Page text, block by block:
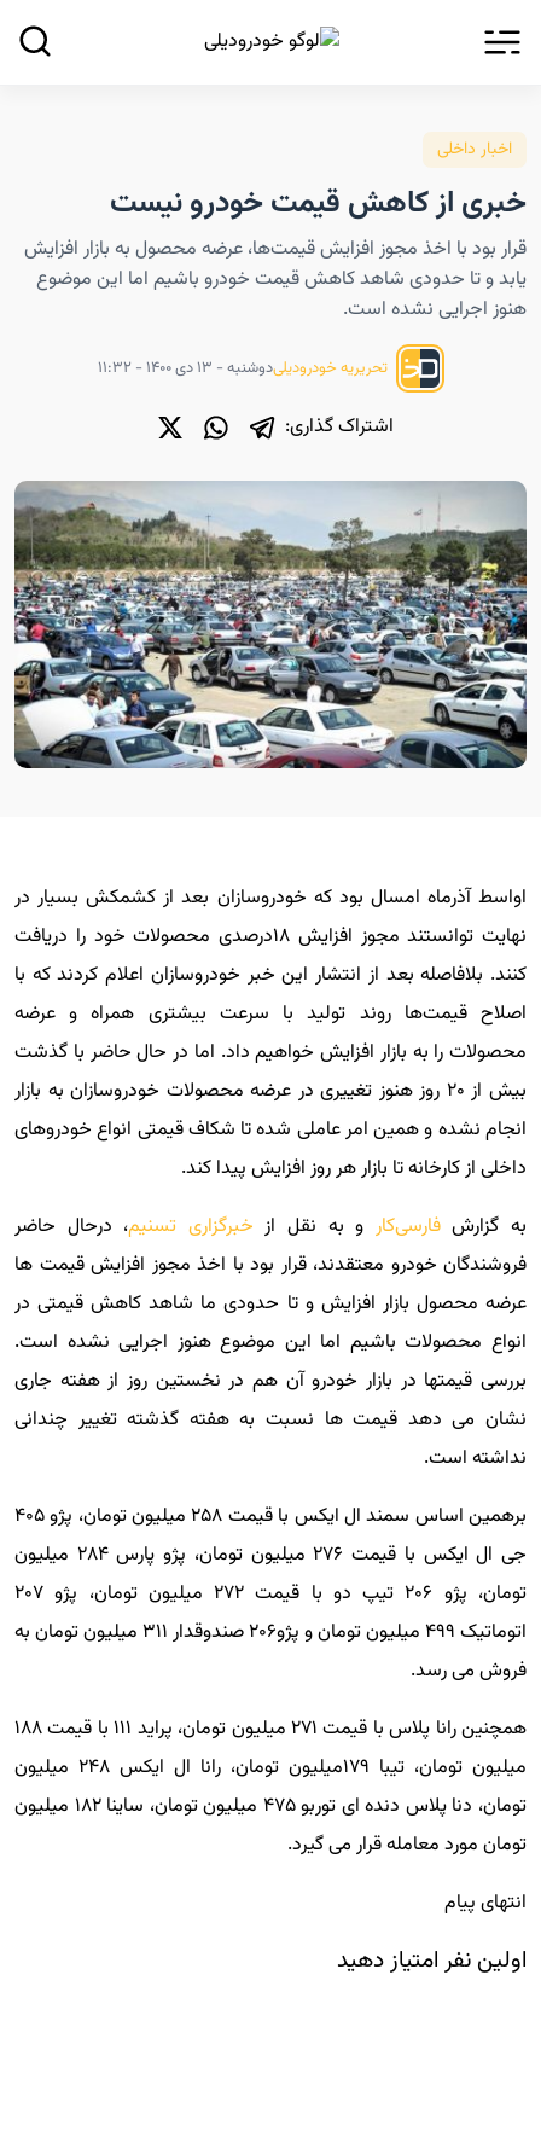
اخبار داخلی
خبری از کاهش قیمت خودرو نیست
قرار بود با اخذ مجوز افزایش قیمت‌ها، عرضه محصول به بازار افزایش
یابد و تا حدودی شاهد کاهش قیمت خودرو باشیم اما این موضوع
هنوز اجرایی نشده است.
تحریریه خودرودیلیدوشنبه - ۱۳ دی ۱۴۰۰ - ۱۱:۳۲
اشتراک گذاری:
اواسط آذرماه امسال بود که خودروسازان بعد از کشمکش بسیار در
نهایت توانستند مجوز افزایش ۱۸درصدی محصولات خود را دریافت
کنند. بلافاصله بعد از انتشار این خبر خودروسازان اعلام کردند که با
اصلاح قیمت‌ها روند تولید با سرعت بیشتری همراه و عرضه
محصولات را به بازار افزایش خواهیم داد. اما در حال حاضر با گذشت
بیش از ۲۰ روز هنوز تغییری در عرضه محصولات خودروسازان به بازار
انجام نشده و همین امر عاملی شده تا شکاف قیمتی انواع خودروهای
داخلی از کارخانه تا بازار هر روز افزایش پیدا کند.
به گزارشفارسی‌کار و به نقل از خبرگزاری تسنیم، درحال حاضر
فروشندگان خودرو معتقدند، قرار بود با اخذ مجوز افزایش قیمت ها
عرضه محصول بازار افزایش و تا حدودی ما شاهد کاهش قیمتی در
انواع محصولات باشیم اما این موضوع هنوز اجرایی نشده است.
بررسی قیمتها در بازار خودرو آن هم در نخستین روز از هفته جاری
نشان می دهد قیمت ها نسبت به هفته گذشته تغییر چندانی
نداشته است.
برهمین اساس سمند ال ایکس با قیمت ۲۵۸ میلیون تومان، پژو ۴۰۵
جی ال ایکس با قیمت ۲۷۶ میلیون تومان، پژو پارس ۲۸۴ میلیون
تومان، پژو ۲۰۶ تیپ دو با قیمت ۲۷۲ میلیون تومان، پژو ۲۰۷
اتوماتیک ۴۹۹ میلیون تومان و پژو۲۰۶ صندوقدار ۳۱۱ میلیون تومان به
فروش می رسد.
همچنین رانا پلاس با قیمت ۲۷۱ میلیون تومان، پراید ۱۱۱ با قیمت ۱۸۸
میلیون تومان، تیبا ۱۷۹میلیون تومان، رانا ال ایکس ۲۴۸ میلیون
تومان، دنا پلاس دنده ای توربو ۴۷۵ میلیون تومان، ساینا ۱۸۲ میلیون
تومان مورد معامله قرار می گیرد.
انتهای پیام
اولین نفر امتیاز دهید